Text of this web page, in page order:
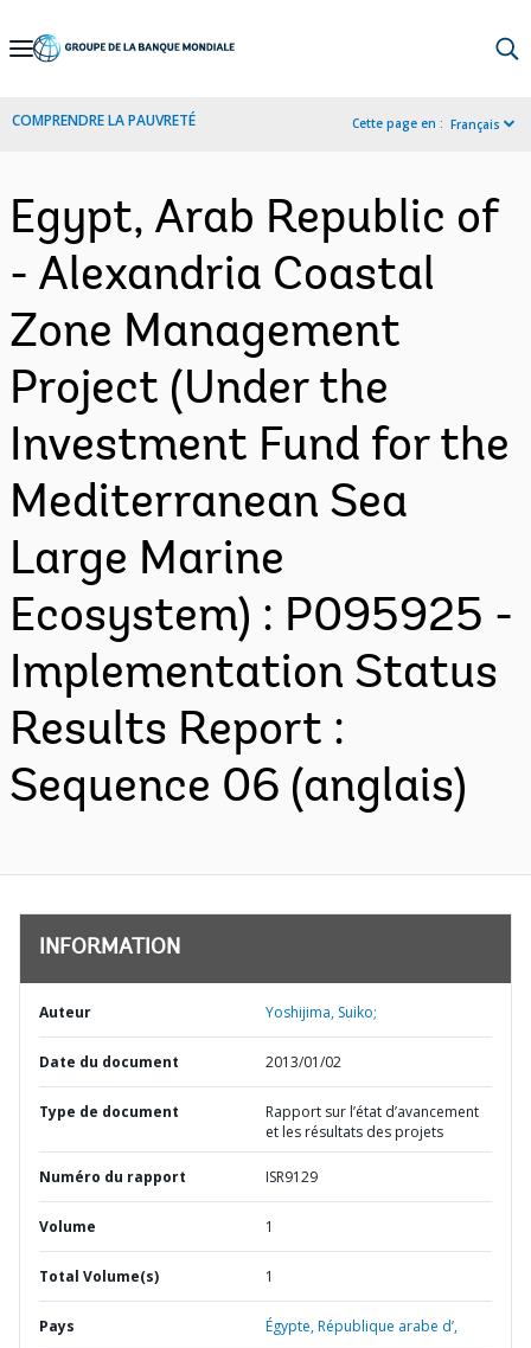
Skip
Navigation
COMPRENDRE LA PAUVRETÉ Cette page en : Français
Egypt, Arab Republic of
- Alexandria Coastal
Zone Management
Project (Under the
Investment Fund for the
Mediterranean Sea
Large Marine
Ecosystem) : P095925 -
Implementation Status
Results Report :
Sequence 06 (anglais)
INFORMATION
Auteur Yoshijima, Suiko;
Date du document 2013/01/02
Type de document
Rapport sur l’état d’avancement
et les résultats des projets
Numéro du rapport ISR9129
Volume 1
Total Volume(s) 1
Pays Égypte,République arabe d’,